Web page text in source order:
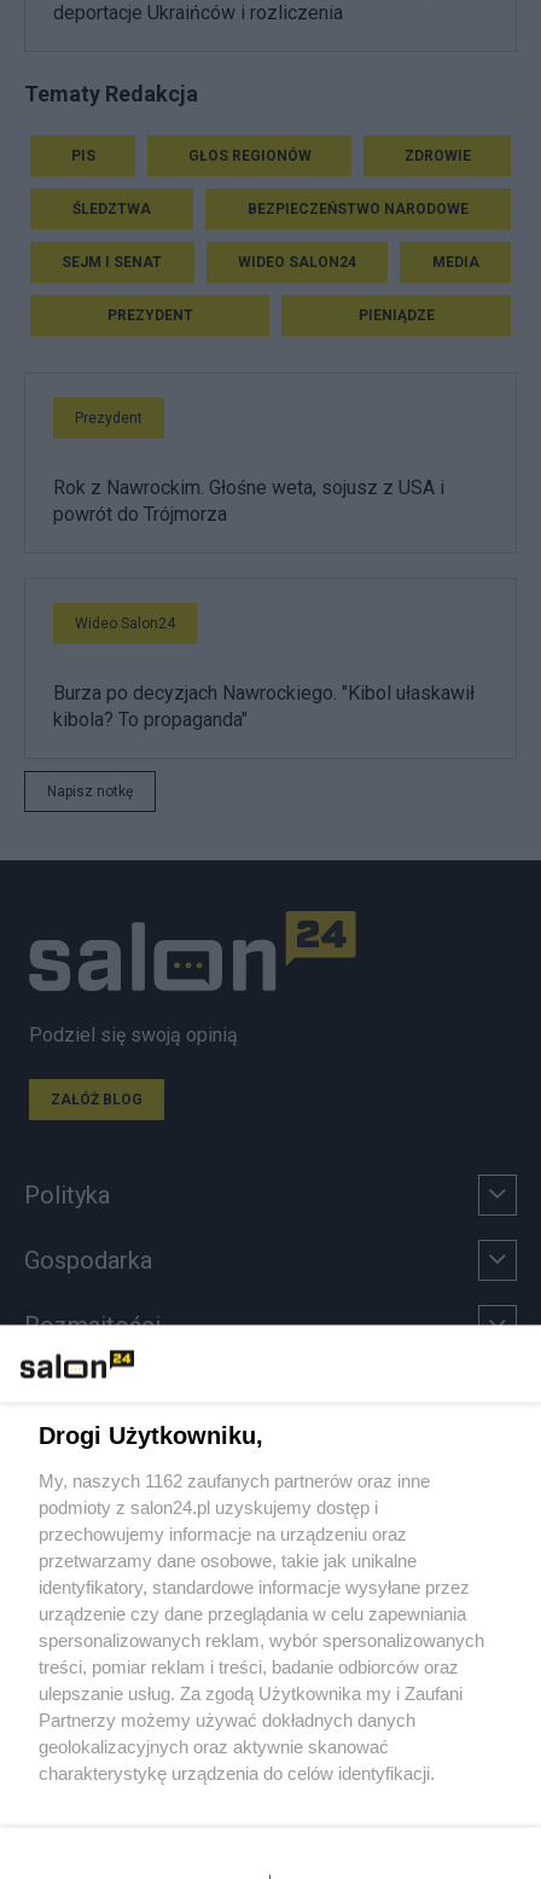
deportacje Ukraińców i rozliczenia
Tematy Redakcja
PIS GŁOS REGIONÓW ZDROWIE
ŚLEDZTWA BEZPIECZEŃSTWO NARODOWE
SEJM I SENAT WIDEO SALON24 MEDIA
PREZYDENT PIENIĄDZE
Prezydent
Rok z Nawrockim. Głośne weta, sojusz z USA i
powrót do Trójmorza
Wideo Salon24
Burza po decyzjach Nawrockiego. "Kibol ułaskawił
kibola? To propaganda"
Napisz notkę
Podziel się swoją opinią
ZAŁÓŻ BLOG
Polityka
Gospodarka
Rozmaitości
Sport
Społeczeństwo
Kultura
X Facebook Instagram Youtube
Drogi Użytkowniku,
My, naszych 1162 zaufanych partnerów oraz inne
podmioty z salon24.pl uzyskujemy dostęp i
przechowujemy informacje na urządzeniu oraz
przetwarzamy dane osobowe, takie jak unikalne
identyfikatory, standardowe informacje wysyłane przez
urządzenie czy dane przeglądania w celu zapewniania
spersonalizowanych reklam, wybór spersonalizowanych
treści, pomiar reklam i treści, badanie odbiorców oraz
ulepszanie usług. Za zgodą Użytkownika my i Zaufani
Partnerzy możemy używać dokładnych danych
geolokalizacyjnych oraz aktywnie skanować
charakterystykę urządzenia do celów identyfikacji.